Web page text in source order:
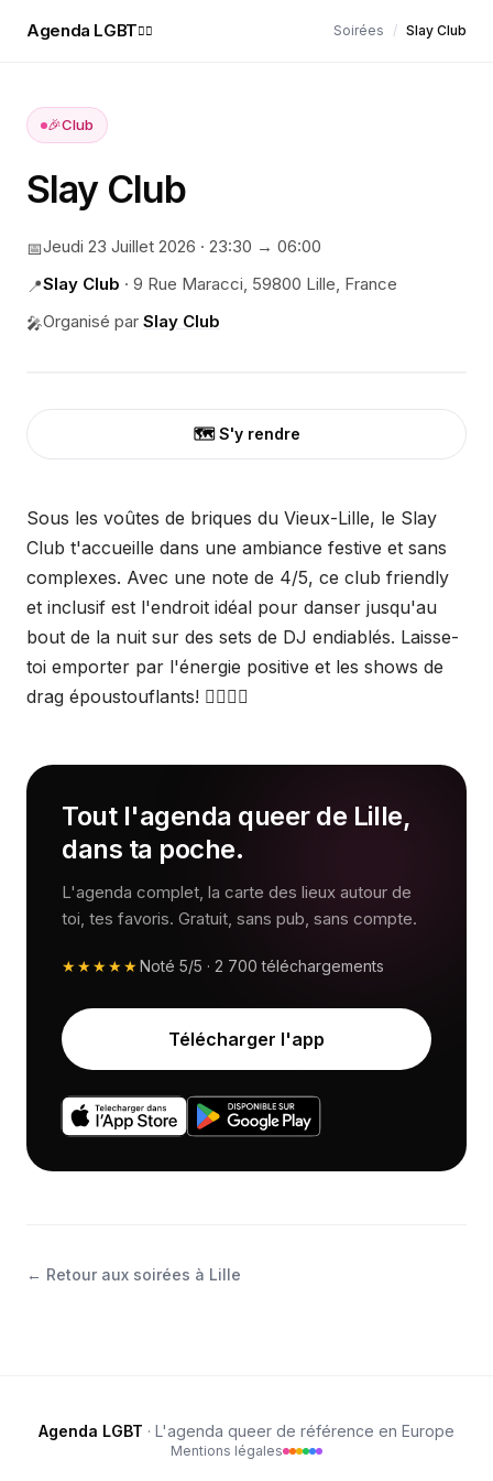
Agenda LGBT🏳️‍🌈 Soirées / Slay Club
🎉Club
Slay Club
📅Jeudi 23 Juillet 2026 · 23:30 → 06:00
📍Slay Club · 9 Rue Maracci, 59800 Lille, France
🎤Organisé par Slay Club
🗺️ S'y rendre
Sous les voûtes de briques du Vieux-Lille, le Slay
Club t'accueille dans une ambiance festive et sans
complexes. Avec une note de 4/5, ce club friendly
et inclusif est l'endroit idéal pour danser jusqu'au
bout de la nuit sur des sets de DJ endiablés. Laisse-
toi emporter par l'énergie positive et les shows de
drag époustouflants! 🏳️‍🌈🎶💃
Tout l'agenda queer de Lille,
dans ta poche.
L'agenda complet, la carte des lieux autour de
toi, tes favoris. Gratuit, sans pub, sans compte.
★★★★★Noté 5/5 · 2 700 téléchargements
Télécharger l'app
← Retour aux soirées à Lille
Agenda LGBT · L'agenda queer de référence en Europe
Mentions légales